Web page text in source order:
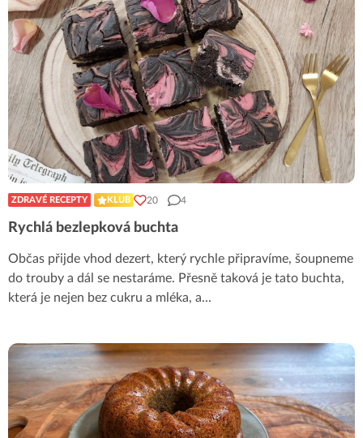
ZDRAVÉ RECEPTY KLUB 20 4
Rychlá bezlepková buchta
Občas přijde vhod dezert, který rychle připravíme, šoupneme
do trouby a dál se nestaráme. Přesně taková je tato buchta,
která je nejen bez cukru a mléka, a...